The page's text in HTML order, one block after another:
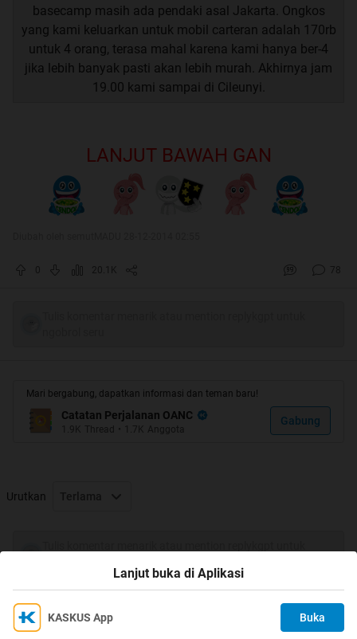
basecamp masih ada pendaki asal Jakarta. Ongkos
yang kami keluarkan untuk mobil carteran adalah 170rb
untuk 4 orang, terasa mahal karena kami hanya ber-4
jika lebih banyak pasti akan lebih murah. Akhirnya jam
19.00 kami sampai di Cileunyi.
LANJUT BAWAH GAN
20.1K 78
Mari bergabung, dapatkan informasi dan teman baru!
Catatan Perjalanan OANC
Thread • 1.7K Anggota
Gabung
Urutkan Terlama
Ikuti KASKUS di
Kami menggunakan Cookies
Lanjut buka di Aplikasi
KASKUS App Buka